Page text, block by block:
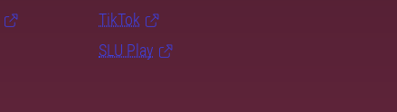
TikTok
SLU Play